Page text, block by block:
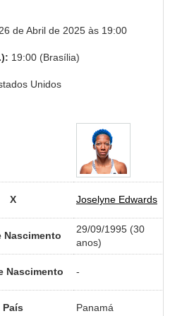
26 de Abril de 2025 às 19:00
19:00 (Brasília)
Unidos
X Joselyne Edwards
Nascimento
29/09/1995 (30
anos)
Nascimento -
País Panamá